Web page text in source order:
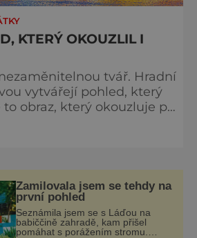
KTERÝ OKOUZLIL I
tvář. Hradní
vytvářejí pohled, který
to obraz, který okouzluje po
by ho neznal. Pražský hrad
na seznamu mí
Zamilovala jsem se tehdy na
první pohled
Seznámila jsem se s Láďou na
babiččině zahradě, kam přišel
pomáhat s porážením stromu.